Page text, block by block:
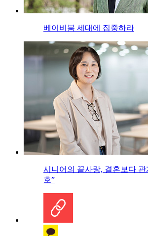
베이비붐 세대에 집중하라
시니어의 끝사랑, 결혼보다 관
호”